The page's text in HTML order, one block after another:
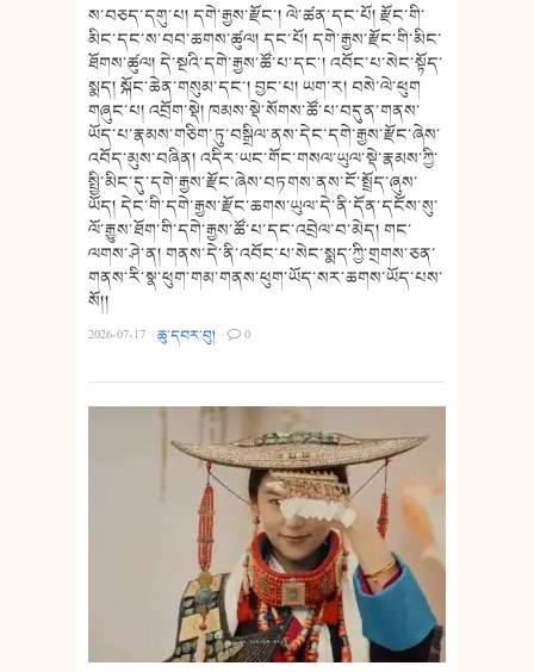
ས་བཅད་དགུ་པ། དགེ་རྒྱས་རྫོང་། ལེ་ཚན་དང་པོ། རྫོང་གི་
མིང་དང་ས་བབ་ཆགས་ཚུལ། དང་པོ། དགེ་རྒྱས་རྫོང་གི་མིང་
ཐོགས་ཚུལ། དེ་སྔའི་དགེ་རྒྱས་ཚོ་པ་དང་། འབོང་པ་སེང་སྟོད་
སྨད། སྐོང་ཆེན་གསུམ་དང་། བྱང་པ། ཡག་ར། བསེ་ལེ་ཕུག
གཞུང་པ། འབྲོག་སྡེ། ཁམས་སྡེ་སོགས་ཚོ་པ་བདུན་གནས་
ཡོད་པ་རྣམས་གཅིག་ཏུ་བསྒྲིལ་ནས་དེང་དགེ་རྒྱས་རྫོང་ཞེས་
འབོད་མུས་བཞིན། འདིར་ཡང་གོང་གསལ་ཡུལ་སྡེ་རྣམས་ཀྱི་
སྤྱི་མིང་དུ་དགེ་རྒྱས་རྫོང་ཞེས་བཏགས་ནས་ངོ་སྤྲོད་ཞུས་
ཡོད། དེང་གི་དགེ་རྒྱས་རྫོང་ཆགས་ཡུལ་དེ་ནི་དོན་དངོས་སུ་
ལོ་རྒྱུས་ཐོག་གི་དགེ་རྒྱས་ཚོ་པ་དང་འབྲེལ་བ་མེད། གང་
ལགས་ཤེ་ན། གནས་དེ་ནི་འབོང་པ་སེང་སྨད་ཀྱི་གྲགས་ཅན་
གནས་རི་སྣ་ཕུག་གམ་གནས་ཕུག་ཡོད་སར་ཆགས་ཡོད་པས་
སོ།།
2026-07-17 ·ཆུ་དབར་བུ། · 0